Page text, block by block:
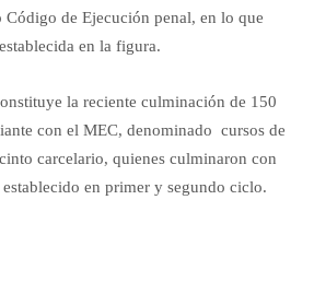
Código de Ejecución penal, en lo que
en la figura.
la reciente culminación de 150
con el MEC, denominado cursos de
carcelario, quienes culminaron con
en primer y segundo ciclo.